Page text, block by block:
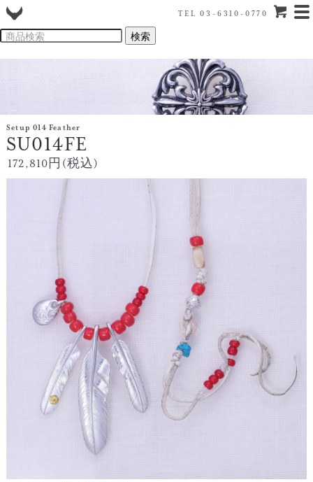
TEL 03-6310-0770
Setup 014 Feather
SU014FE
172,810円(税込)